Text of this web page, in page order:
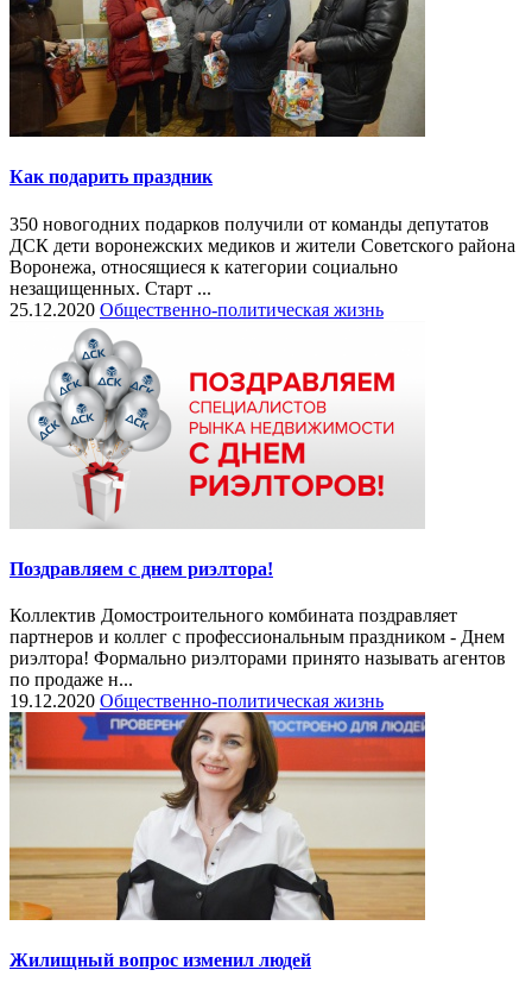
Как подарить праздник
350 новогодних подарков получили от команды депутатов
ДСК дети воронежских медиков и жители Советского района
Воронежа, относящиеся к категории социально
незащищенных. Старт ...
25.12.2020 Общественно-политическая жизнь
Поздравляем с днем риэлтора!
Коллектив Домостроительного комбината поздравляет
партнеров и коллег с профессиональным праздником - Днем
риэлтора! Формально риэлторами принято называть агентов
по продаже н...
19.12.2020 Общественно-политическая жизнь
Жилищный вопрос изменил людей